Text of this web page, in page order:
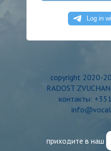
copyright 2020-
RADOST
контакты:
приходите в наш